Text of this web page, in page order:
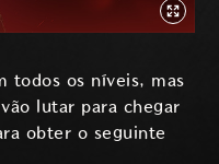
todos os níveis, mas
lutar para chegar
obter o seguinte